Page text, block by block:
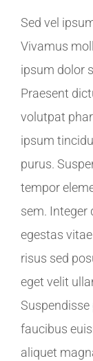
Sed vel
Vivamus
ipsum dolor
Praesent
volutpat
ipsum
purus.
tempor
sem. Integer
egestas
risus sed
eget velit
faucibus
aliquet